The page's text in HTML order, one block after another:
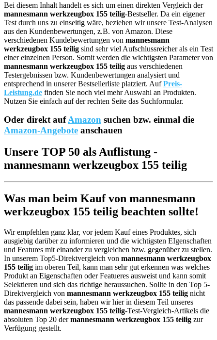
Bei diesem Inhalt handelt es sich um einen direkten Vergleich der
mannesmann werkzeugbox 155 teilig-Bestseller. Da ein eigener
Test durch uns zu einseitig wäre, beziehen wir unsere Test-Analysen
aus den Kundenbewertungen, z.B. von Amazon. Diese
verschiedenen Kundebewertungen von mannesmann
werkzeugbox 155 teilig sind sehr viel Aufschlussreicher als ein Test
einer einzelnen Person. Somit werden die wichtigsten Parameter von
mannesmann werkzeugbox 155 teilig aus verschiedenen
Testergebnissen bzw. Kundenbewertungen analysiert und
entsprechend in unserer Bestsellerliste platziert. AufPreis-
Leistung.de finden Sie noch viel mehr Auswahl an Produkten.
Nutzen Sie einfach auf der rechten Seite das Suchformular.
Oder direkt aufAmazon suchen bzw. einmal die
Amazon-Angebote anschauen
Unsere TOP 50 als Auflistung -
mannesmann werkzeugbox 155 teilig
Was man beim Kauf von mannesmann
werkzeugbox 155 teilig beachten sollte!
Wir empfehlen ganz klar, vor jedem Kauf eines Produktes, sich
ausgiebig darüber zu informieren und die wichtigsten EIgenschaften
und Features mit einander zu vergleichen bzw. gegenüber zu stellen.
In unserem Top5-Direktvergleich von mannesmann werkzeugbox
155 teilig im oberen Teil, kann man sehr gut erkennen was welches
Produkt an Eigenschaften oder Featueres ausweist und kann somit
Selektieren und sich das richtige heraussuchen. Sollte in den Top 5-
Direktvergleich von mannesmann werkzeugbox 155 teilig nicht
das passende dabei sein, haben wir hier in diesem Teil unseres
mannesmann werkzeugbox 155 teilig-Test-Vergleich-Artikels die
absoluten Top 20 dermannesmann werkzeugbox 155 teilig zur
Verfügung gestellt.